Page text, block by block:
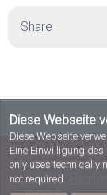
Diese Webseite
Diese Webseite
Eine Einwilligung
only uses technically
not required.
Share
HWR